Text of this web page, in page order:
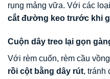
rụng mảng vữa. Với các
cắt đường keo trước khi
Cuộn dây treo lại gọn
Với rèm cuốn, rèm cầu
rồi cột bằng dây rút, tránh